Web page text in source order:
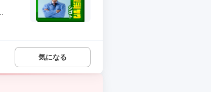
気になる